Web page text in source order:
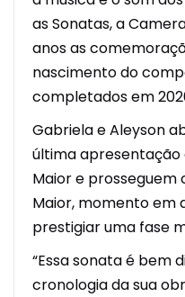
as Sonatas, a
anos as
nascimento do
completados em
Gabriela e Aleyson
última apresentação
Maior e prosseguem
Maior, momento em
prestigiar uma fase
“Essa sonata é bem
cronologia da sua